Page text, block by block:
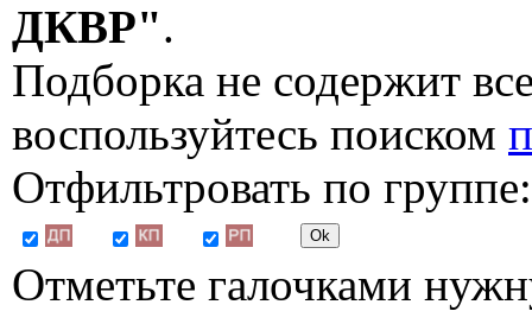
ДКВР".
Подборка не содержит
воспользуйтесь поиском
Отфильтровать по группе:
Отметьте галочками